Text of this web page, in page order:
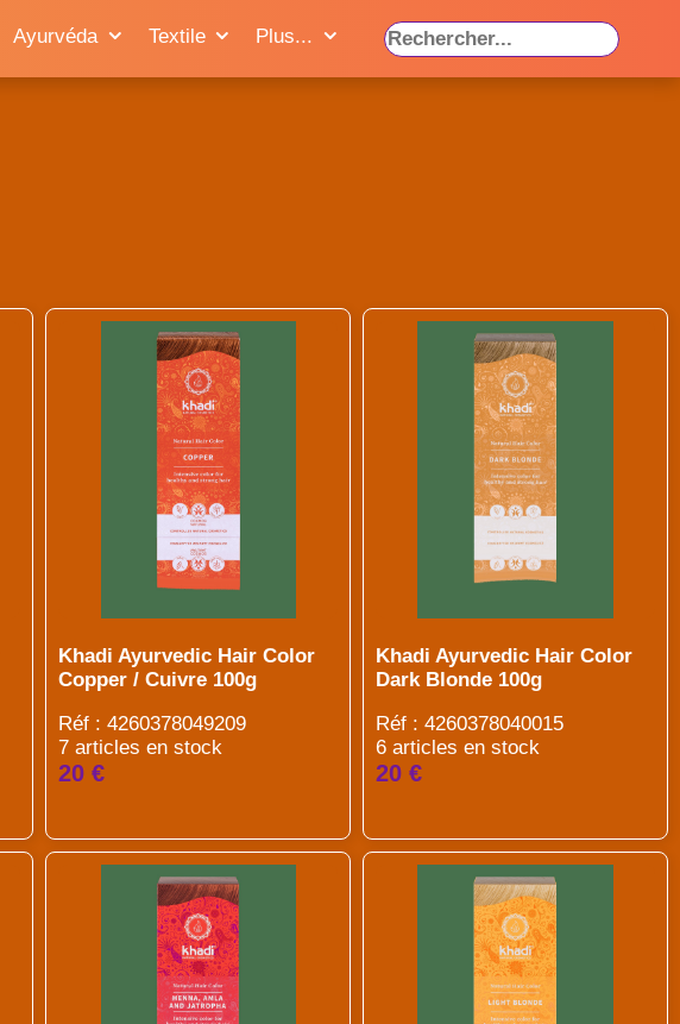
Ayurvéda Textile Plus...
Khadi Ayurvedic Hair Color
Copper / Cuivre 100g
Réf : 4260378049209
7 articles en stock
20 €
Khadi Ayurvedic Hair Color
Dark Blonde 100g
Réf : 4260378040015
6 articles en stock
20 €